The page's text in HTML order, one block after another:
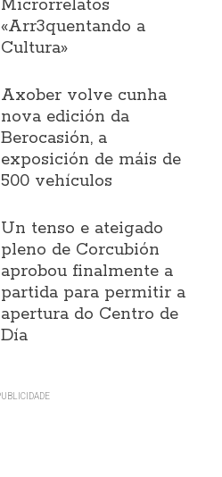
Microrrelatos
«Arr3quentando a
Cultura»
Axober volve cunha
nova edición da
Berocasión, a
exposición de máis de
500 vehículos
Un tenso e ateigado
pleno de Corcubión
aprobou finalmente a
partida para permitir a
apertura do Centro de
Día